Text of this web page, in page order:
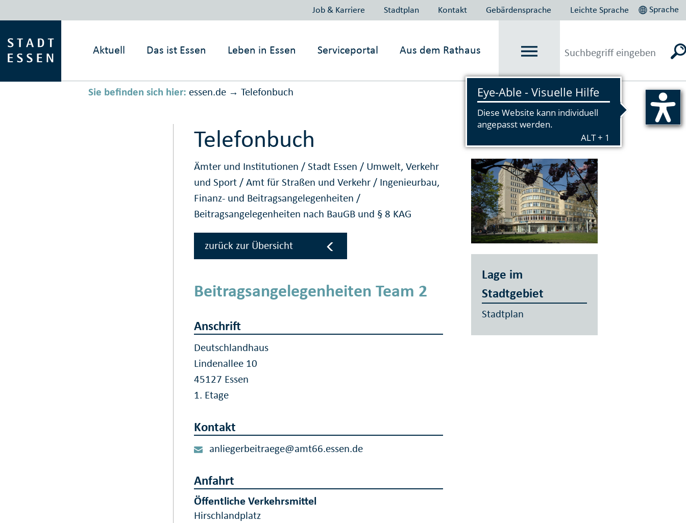
Job & Karriere Stadtplan Kontakt Gebärdensprache Leichte Sprache Sprache
Aktuell Das ist Essen Leben in Essen Serviceportal Aus dem Rathaus
Sie befinden sich hier: essen.de → Telefonbuch Vorlesen
Telefonbuch
Ämter und Institutionen /Stadt Essen / Umwelt, Verkehr
und Sport /Amt für Straßen und Verkehr / Ingenieurbau,
Finanz- und Beitragsangelegenheiten /
Beitragsangelegenheiten nach BauGB und § 8 KAG
zurück zur Übersicht
Beitragsangelegenheiten Team 2
Anschrift
Deutschlandhaus
Lindenallee 10
45127 Essen
1. Etage
Kontakt
anliegerbeitraege@amt66.essen.de
Anfahrt
Öffentliche Verkehrsmittel
Hirschlandplatz
Lage im
Stadtgebiet
Stadtplan